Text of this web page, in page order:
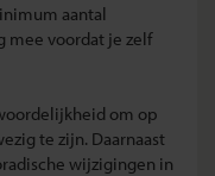
aantal
mee voordat je zelf
om op
te zijn. Daarnaast
wijzigingen in